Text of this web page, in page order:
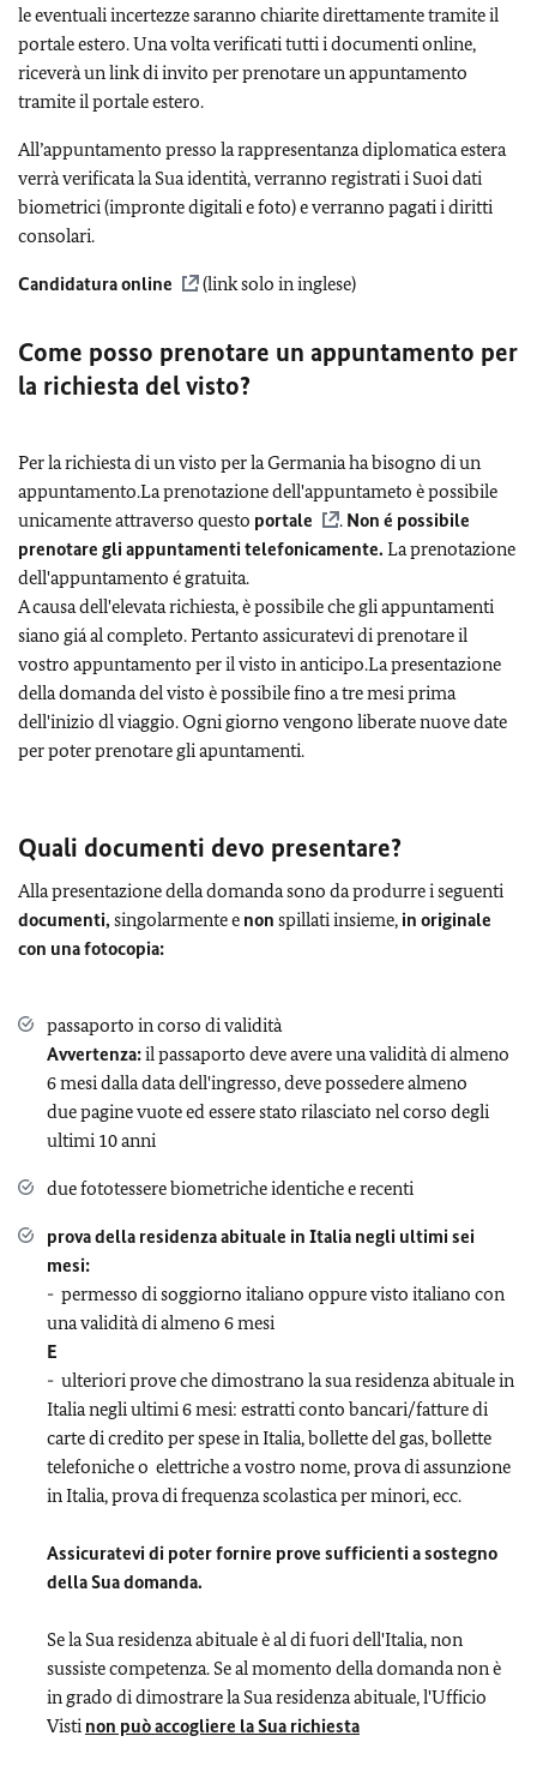
le eventuali incertezze saranno chiarite direttamente tramite il
portale estero. Una volta verificati tutti i documenti online,
riceverà un link di invito per prenotare un appuntamento
tramite il portale estero.
All’appuntamento presso la rappresentanza diplomatica estera
verrà verificata la Sua identità, verranno registrati i Suoi dati
biometrici (impronte digitali e foto) e verranno pagati i diritti
consolari.
Candidatura online (link solo in inglese)
Come posso prenotare un appuntamento per
la richiesta del visto?
Per la richiesta di un visto per la Germania ha bisogno di un
appuntamento.La prenotazione dell'appuntameto è possibile
unicamente attraverso questo portale . Non é possibile
prenotare gli appuntamenti telefonicamente. La prenotazione
dell'appuntamento é gratuita.
A causa dell'elevata richiesta, è possibile che gli appuntamenti
siano giá al completo. Pertanto assicuratevi di prenotare il
vostro appuntamento per il visto in anticipo.La presentazione
della domanda del visto è possibile fino a tre mesi prima
dell'inizio dl viaggio. Ogni giorno vengono liberate nuove date
per poter prenotare gli apuntamenti.
Quali documenti devo presentare?
Alla presentazione della domanda sono da produrre i seguenti
documenti,singolarmente e non spillati insieme, in originale
con una fotocopia:
passaporto in corso di validità
Avvertenza:il passaporto deve avere una validità di almeno
6 mesi dalla data dell'ingresso, deve possedere almeno
due pagine vuote ed essere stato rilasciato nel corso degli
ultimi 10 anni
due fototessere biometriche identiche e recenti
prova della residenza abituale in Italia negli ultimi sei
mesi:
- permesso di soggiorno italiano oppure visto italiano con
una validità di almeno 6 mesi
E
- ulteriori prove che dimostrano la sua residenza abituale in
Italia negli ultimi 6 mesi: estratti conto bancari/fatture di
carte di credito per spese in Italia, bollette del gas, bollette
telefoniche o elettriche a vostro nome, prova di assunzione
in Italia, prova di frequenza scolastica per minori, ecc.
Assicuratevi di poter fornire prove sufficienti a sostegno
della Sua domanda.
Se la Sua residenza abituale è al di fuori dell'Italia, non
sussiste competenza. Se al momento della domanda non è
in grado di dimostrare la Sua residenza abituale, l'Ufficio
Visti non può accogliere la Sua richiesta